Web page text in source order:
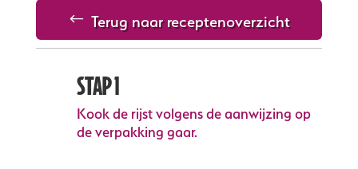
Terug naar receptenoverzicht
STAP 1
Kook de rijst volgens de aanwijzing op
de verpakking gaar.